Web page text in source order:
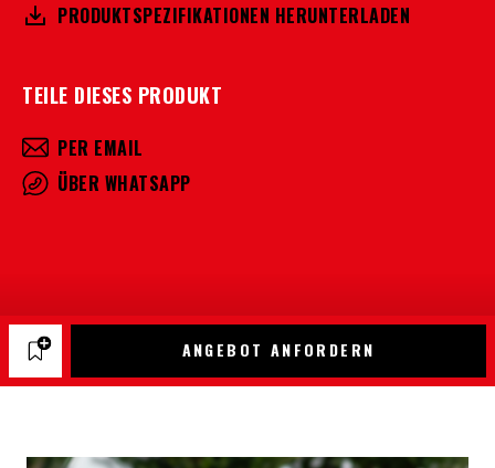
PRODUKTSPEZIFIKATIONEN HERUNTERLADEN
TEILE DIESES PRODUKT
PER EMAIL
ÜBER WHATSAPP
ANGEBOT ANFORDERN